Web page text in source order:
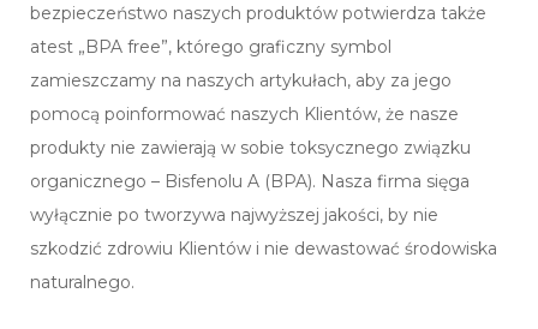
bezpieczeństwo naszych produktów potwierdza także
atest „BPA free”, którego graficzny symbol
zamieszczamy na naszych artykułach, aby za jego
pomocą poinformować naszych Klientów, że nasze
produkty nie zawierają w sobie toksycznego związku
organicznego – Bisfenolu A (BPA). Nasza firma sięga
wyłącznie po tworzywa najwyższej jakości, by nie
szkodzić zdrowiu Klientów i nie dewastować środowiska
naturalnego.